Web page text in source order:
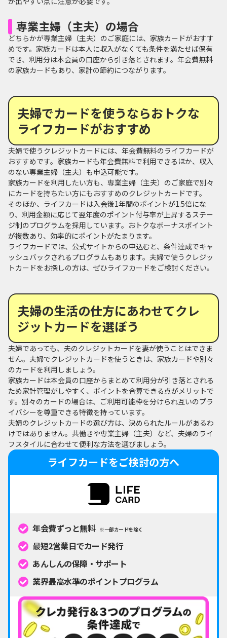
専業主婦（主夫）の場合
どちらかが専業主婦（主夫）のご家庭には、家族カードがおすす
めです。家族カードは本人に収入がなくても条件を満たせば保有
でき、利用分は本会員の口座から引き落とされます。年会費無料
の家族カードもあり、家計の節約につながります。
夫婦でカードを使うならおトクな
ライフカードがおすすめ
夫婦で使うクレジットカードには、年会費無料のライフカードが
おすすめです。家族カードも年会費無料で利用できるほか、収入
のない専業主婦（主夫）も申込可能です。
家族カードを利用したい方も、専業主婦（主夫）のご家庭で別々
にカードを持ちたい方にもおすすめのクレジットカードです。
そのほか、ライフカードは入会後1年間のポイントが1.5倍にな
り、利用金額に応じて翌年度のポイント付与率が上昇するステー
ジ制のプログラムを採用しています。おトクなボーナスポイント
が複数あり、効率的にポイントがたまります。
ライフカードでは、公式サイトからの申込むと、条件達成でキャ
ッシュバックされるプログラムもあります。夫婦で使うクレジッ
トカードをお探しの方は、ぜひライフカードをご検討ください。
夫婦の生活の仕方にあわせてクレ
ジットカードを選ぼう
夫婦であっても、夫のクレジットカードを妻が使うことはできま
せん。夫婦でクレジットカードを使うときは、家族カードや別々
のカードを利用しましょう。
家族カードは本会員の口座からまとめて利用分が引き落とされる
ため家計管理がしやすく、ポイントを合算できる点がメリットで
す。別々のカードの場合は、ご利用可能枠を分けられ互いのプラ
イバシーを尊重できる特徴を持っています。
夫婦のクレジットカードの選び方は、決められたルールがあるわ
けではありません。共働きや専業主婦（主夫）など、夫婦のライ
フスタイルに合わせて便利な方法を選びましょう。
ライフカードをご検討の方へ
年会費ずっと無料 ※一部カードを除く
最短2営業日でカード発行
あんしんの保障・サポート
業界最高水準のポイントプログラム